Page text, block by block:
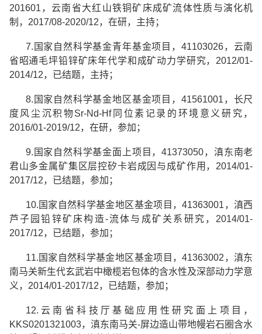
201601，云南省大红山铁铜矿床成矿流体性质与演化机
制， 2017/08-2020/12，在研，主持；
7. 国家自然科学基金青年基金项目， 41103026，云南
省昭通毛坪铅锌矿床年代学和成矿动力学研究， 2012/01-
2014/12，已结题，主持；
8. 国家自然科学基金地区基金项目， 41561001 ，长尺
度风尘沉积物Sr-Nd-Hf同位素记录的环境意义研究，
2016/01-2019/12，在研，参加；
9. 国家自然科学基金面上项目，41373050，滇东南老
君山多金属矿集区层控矽卡岩成因与成矿作用， 2014/01-
2017/12，已结题，参加；
10. 国家自然科学基金地区基金项目，41363001 ，滇西
芦子园铅锌矿床构造-流体与成矿关系研究， 2014/01-
2017/12，已结题，参加；
11. 国家自然科学基金地区基金项目，41363002 ，滇东
南马关新生代玄武岩中橄榄岩包体的含水性及深部动力学意
义， 2014/01-2017/12，已结题，参加；
12. 云南省科技厅基础应用性研究 面上项目，
KKS0201321003，滇东南马关-屏边造山带地幔岩石圈含水